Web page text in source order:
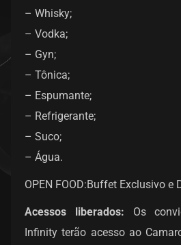
– Whisky;
– Vodka;
– Gyn;
– Tônica;
– Espumante;
– Refrigerante;
– Suco;
– Água.
OPEN FOOD:Buffet Exclusivo e
Acessos liberados: Os
Infinity terão acesso ao